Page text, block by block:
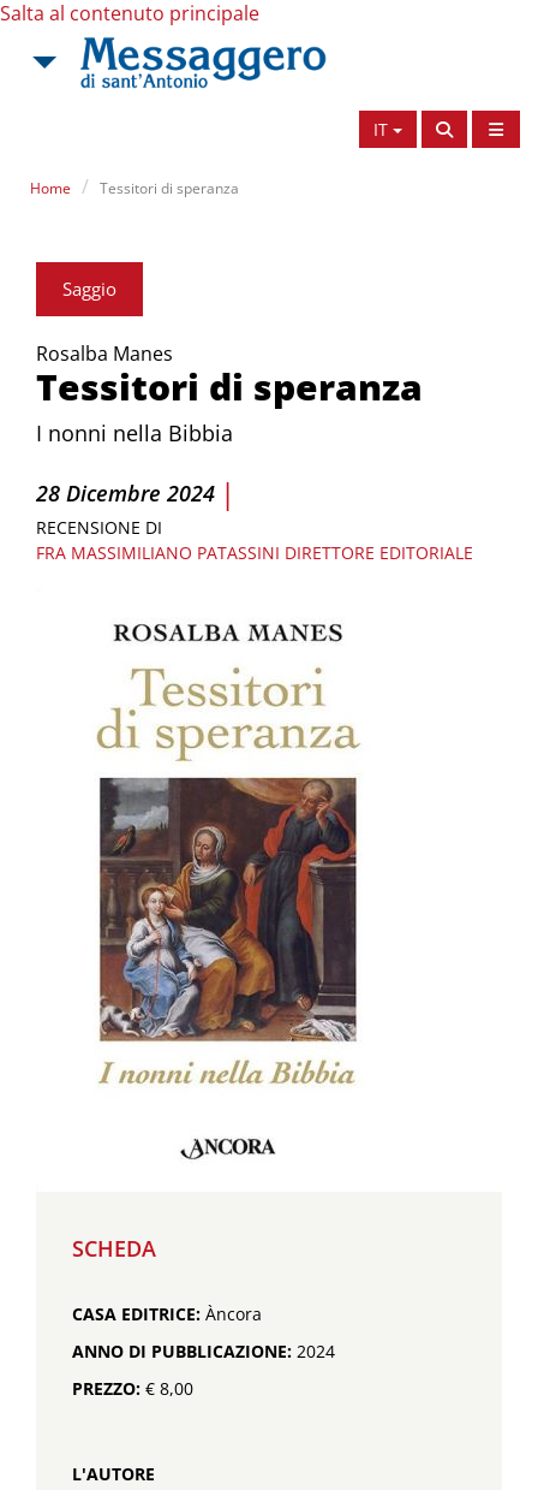
Salta al contenuto principale
IT
Home Tessitori di speranza
Saggio
Rosalba Manes
Tessitori di speranza
I nonni nella Bibbia
28 Dicembre 2024 |
RECENSIONE DI
FRA MASSIMILIANO PATASSINI DIRETTORE EDITORIALE
SCHEDA
CASA EDITRICE: Àncora
ANNO DI PUBBLICAZIONE: 2024
PREZZO: € 8,00
L'AUTORE